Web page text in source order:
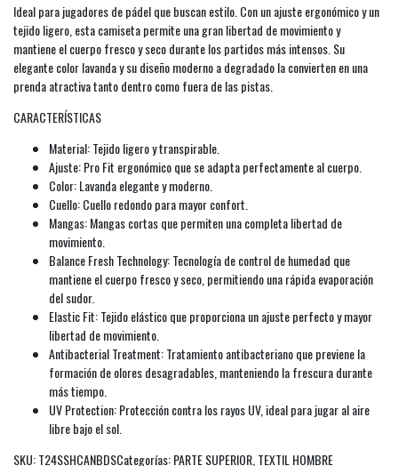
Ideal para jugadores de pádel que buscan estilo. Con un ajuste ergonómico y un
tejido ligero, esta camiseta permite una gran libertad de movimiento y
mantiene el cuerpo fresco y seco durante los partidos más intensos. Su
elegante color lavanda y su diseño moderno a degradado la convierten en una
prenda atractiva tanto dentro como fuera de las pistas.
CARACTERÍSTICAS
Material: Tejido ligero y transpirable.
Ajuste: Pro Fit ergonómico que se adapta perfectamente al cuerpo.
Color: Lavanda elegante y moderno.
Cuello: Cuello redondo para mayor confort.
Mangas: Mangas cortas que permiten una completa libertad de
movimiento.
Balance Fresh Technology: Tecnología de control de humedad que
mantiene el cuerpo fresco y seco, permitiendo una rápida evaporación
del sudor.
Elastic Fit: Tejido elástico que proporciona un ajuste perfecto y mayor
libertad de movimiento.
Antibacterial Treatment: Tratamiento antibacteriano que previene la
formación de olores desagradables, manteniendo la frescura durante
más tiempo.
UV Protection: Protección contra los rayos UV, ideal para jugar al aire
libre bajo el sol.
SKU: T24SSHCANBDSCategorías: PARTE SUPERIOR, TEXTIL HOMBRE